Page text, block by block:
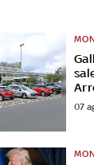
07